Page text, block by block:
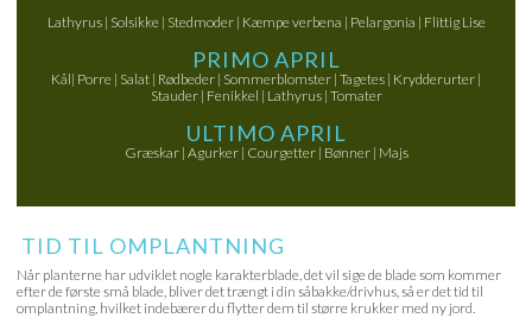
Lathyrus | Solsikke | Stedmoder | Kæmpe verbena | Pelargonia | Flittig Lise
PRIMO APRIL
Kål| Porre | Salat | Rødbeder | Sommerblomster | Tagetes | Krydderurter |
Stauder | Fenikkel | Lathyrus | Tomater
ULTIMO APRIL
Græskar | Agurker | Courgetter | Bønner | Majs
TID TIL OMPLANTNING
Når planterne har udviklet nogle karakterblade, det vil sige de blade som kommer
efter de første små blade, bliver det trængt i din såbakke/drivhus, så er det tid til
omplantning, hvilket indebærer du flytter dem til større krukker med ny jord.